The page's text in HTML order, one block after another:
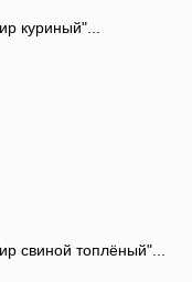
куриный"...
свиной топлёный"...